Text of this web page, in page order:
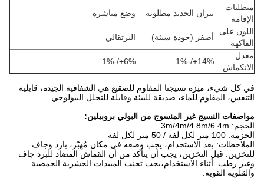
متطلبات
الإقامة
نيران الحديد مطلوبة
وضع مباشرة
اللون على
الفاكهة
أصفر (جودة سيئة)
البرتقالي
معدل
الانكماش
14%+/-1%
6%+/-1%
في كل شيء، ميزة نسيجنا المقاوم للصقيع هي الشفافية الجيدة، قابلية
التنفس، المقاوم للماء، صديقة للبيئة وقابلة للتحلل البيولوجي.
مواصفات النسيج غير المنسوج من البولي بروبيلين:
الحجم: 3m/4m/4.8m/6.4m
الحزمة: 100 متر لكل لفة / 50 متر لكل لفة
الملاحظات: بعد الاستخدام، يجب وضعه في مكان مُهبّر، بارد وجاف
للتخزين. قبل التخزين، يجب أن يتأكد من أن القماش المضاد للبرد جاف
وغير رطب. أثناء الاستخدام،يجب تجنب المبيدات الحشرية الحمضية
والقلوية القوية.